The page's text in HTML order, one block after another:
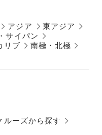
アジア
東アジア
サイパン
リブ 南極・北極
ルーズから探す